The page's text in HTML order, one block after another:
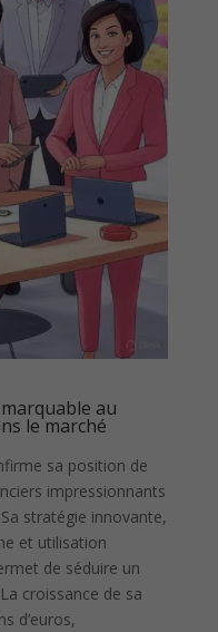
au
le marché
sa position de
impressionnants
stratégie innovante,
et utilisation
de séduire un
croissance de sa
d’euros,